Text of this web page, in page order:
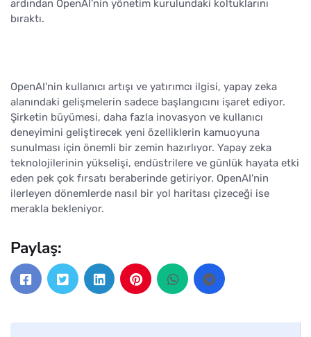
ardından OpenAI’nin yönetim kurulundaki koltuklarını
bıraktı.
OpenAI'nin kullanıcı artışı ve yatırımcı ilgisi, yapay zeka
alanındaki gelişmelerin sadece başlangıcını işaret ediyor.
Şirketin büyümesi, daha fazla inovasyon ve kullanıcı
deneyimini geliştirecek yeni özelliklerin kamuoyuna
sunulması için önemli bir zemin hazırlıyor. Yapay zeka
teknolojilerinin yükselişi, endüstrilere ve günlük hayata etki
eden pek çok fırsatı beraberinde getiriyor. OpenAI'nin
ilerleyen dönemlerde nasıl bir yol haritası çizeceği ise
merakla bekleniyor.
Paylaş: